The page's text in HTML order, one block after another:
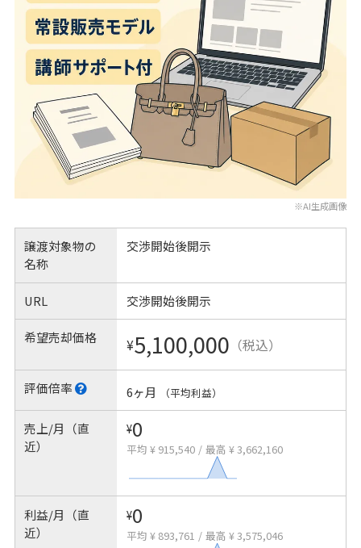
※AI生成画像
譲渡対象物の
名称
交渉開始後開示
URL 交渉開始後開示
希望売却価格 ¥5,100,000 （税込）
評価倍率 6ヶ月 （平均利益）
売上/月（直
近）
¥0
平均 ¥ 915,540 / 最高 ¥ 3,662,160
利益/月（直
近）
¥0
平均 ¥ 893,761 / 最高 ¥ 3,575,046